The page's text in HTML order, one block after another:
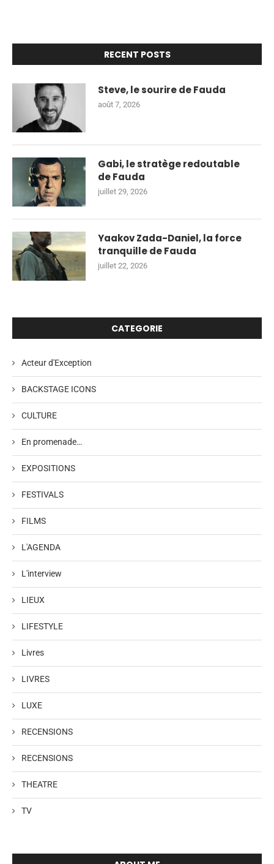
RECENT POSTS
Steve, le sourire de Fauda
août 7, 2026
Gabi, le stratège redoutable
de Fauda
juillet 29, 2026
Yaakov Zada-Daniel, la force
tranquille de Fauda
juillet 22, 2026
CATEGORIE
Acteur d'Exception
BACKSTAGE ICONS
CULTURE
En promenade…
EXPOSITIONS
FESTIVALS
FILMS
L'AGENDA
L'interview
LIEUX
LIFESTYLE
Livres
LIVRES
LUXE
RECENSIONS
RECENSIONS
THEATRE
TV